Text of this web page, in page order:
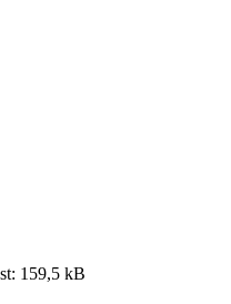
159,5 kB